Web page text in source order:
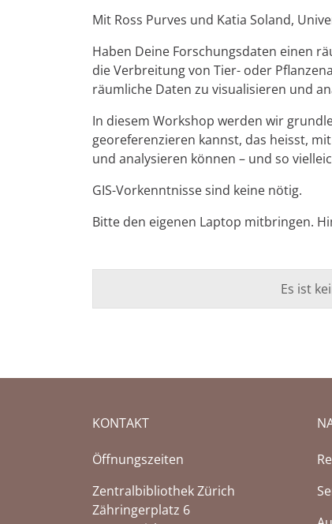
Mit Ross Purves und Katia Soland,
Haben Deine Forschungsdaten einen
die Verbreitung von Tier- oder
räumliche Daten zu visualisieren und
In diesem Workshop werden wir
georeferenzieren kannst, das heisst,
und analysieren können – und so
GIS-Vorkenntnisse sind keine nötig.
Bitte den eigenen Laptop mitbringen.
Es ist
KONTAKT
Öffnungszeiten
Zentralbibliothek Zürich
Zähringerplatz 6